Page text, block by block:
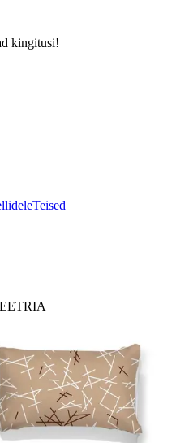
kingitusi!
Teised